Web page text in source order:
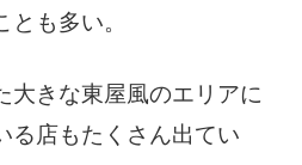
も多い。
大きな東屋風のエリアに
る店もたくさん出てい